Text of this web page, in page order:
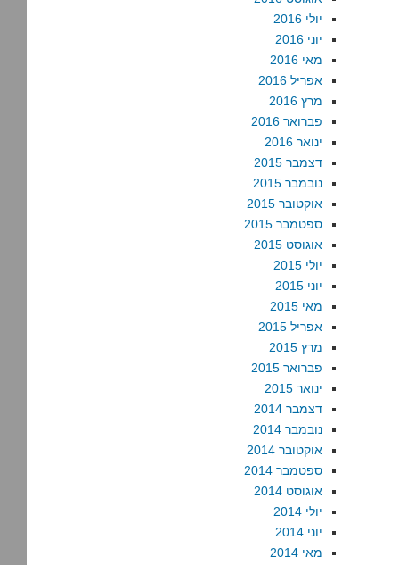
יולי 2016
יוני 2016
מאי 2016
אפריל 2016
מרץ 2016
פברואר 2016
ינואר 2016
דצמבר 2015
נובמבר 2015
אוקטובר 2015
ספטמבר 2015
אוגוסט 2015
יולי 2015
יוני 2015
מאי 2015
אפריל 2015
מרץ 2015
פברואר 2015
ינואר 2015
דצמבר 2014
נובמבר 2014
אוקטובר 2014
ספטמבר 2014
אוגוסט 2014
יולי 2014
יוני 2014
מאי 2014